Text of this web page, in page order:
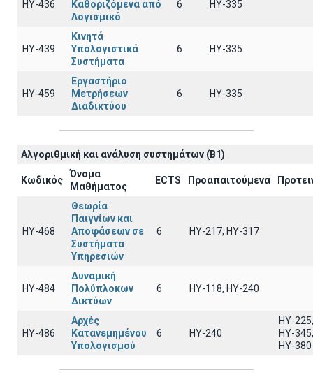
ΗΥ-436
Καθοριζόμενα από
Λογισμικό
6 HY-335
ΗΥ-439
Κινητά
Υπολογιστικά
Συστήματα
6 HY-335
ΗΥ-459
Εργαστήριο
Μετρήσεων
Διαδικτύου
6 ΗΥ-335
Αλγοριθμική και ανάλυση συστημάτων (B1)
Κωδικός
Όνομα
Μαθήματος
ECTS Προαπαιτούμενα
ΗΥ-468
Θεωρία
Παιγνίων και
Αποφάσεων σε
Συστήματα
Υπηρεσιών
6 ΗΥ-217, ΗΥ-317
ΗΥ-484
Δυναμική
Πολύπλοκων
Δικτύων
6 ΗΥ-118, ΗΥ-240
ΗΥ-486
Αρχές
Κατανεμημένου
Υπολογισμού
6 ΗΥ-240
ΗΥ-225,
ΗΥ-345,
ΗΥ-380